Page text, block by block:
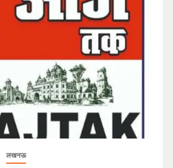
लखनऊ